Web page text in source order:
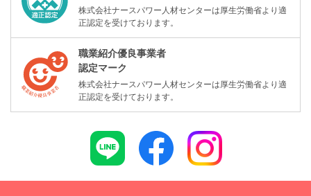
株式会社ナースパワー人材センターは厚生労働省より適
正認定を受けております。
職業紹介優良事業者
認定マーク
株式会社ナースパワー人材センターは厚生労働省より適
正認定を受けております。